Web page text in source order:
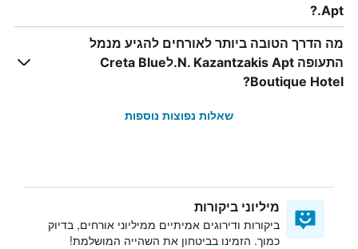
Apt.?
מה הדרך הטובה ביותר לאורחים להגיע מנמל
התעופה N. Kazantzakis Apt.לCreta Blue
Boutique Hotel?
שאלות נפוצות נוספות
מיליוני ביקורות
ביקורות ודירוגים אמיתיים ממיליוני אורחים, בדיוק
כמוך. הזמינו בביטחון את השהייה המושלמת!